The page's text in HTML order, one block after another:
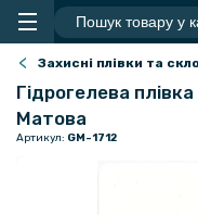
Захисні плівки та
Гідрогелева
Матова
Артикул: GM-1712